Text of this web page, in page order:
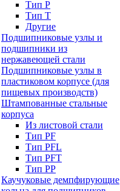
Тип P
Тип T
Другие
Подшипниковые узлы и
подшипники из
нержавеющей стали
Подшипниковые узлы в
пластиковом корпусе (для
пищевых производств)
Штампованные стальные
корпуса
Из листовой стали
Тип PF
Тип PFL
Тип PFT
Тип PP
Каучуковые демпфирующие